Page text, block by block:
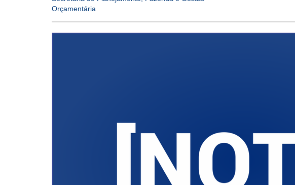
Orçamentária